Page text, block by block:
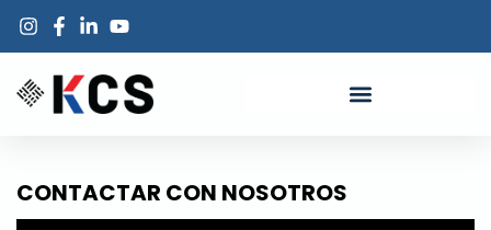
CONTACTAR CON NOSOTROS